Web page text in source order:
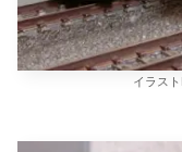
イラス